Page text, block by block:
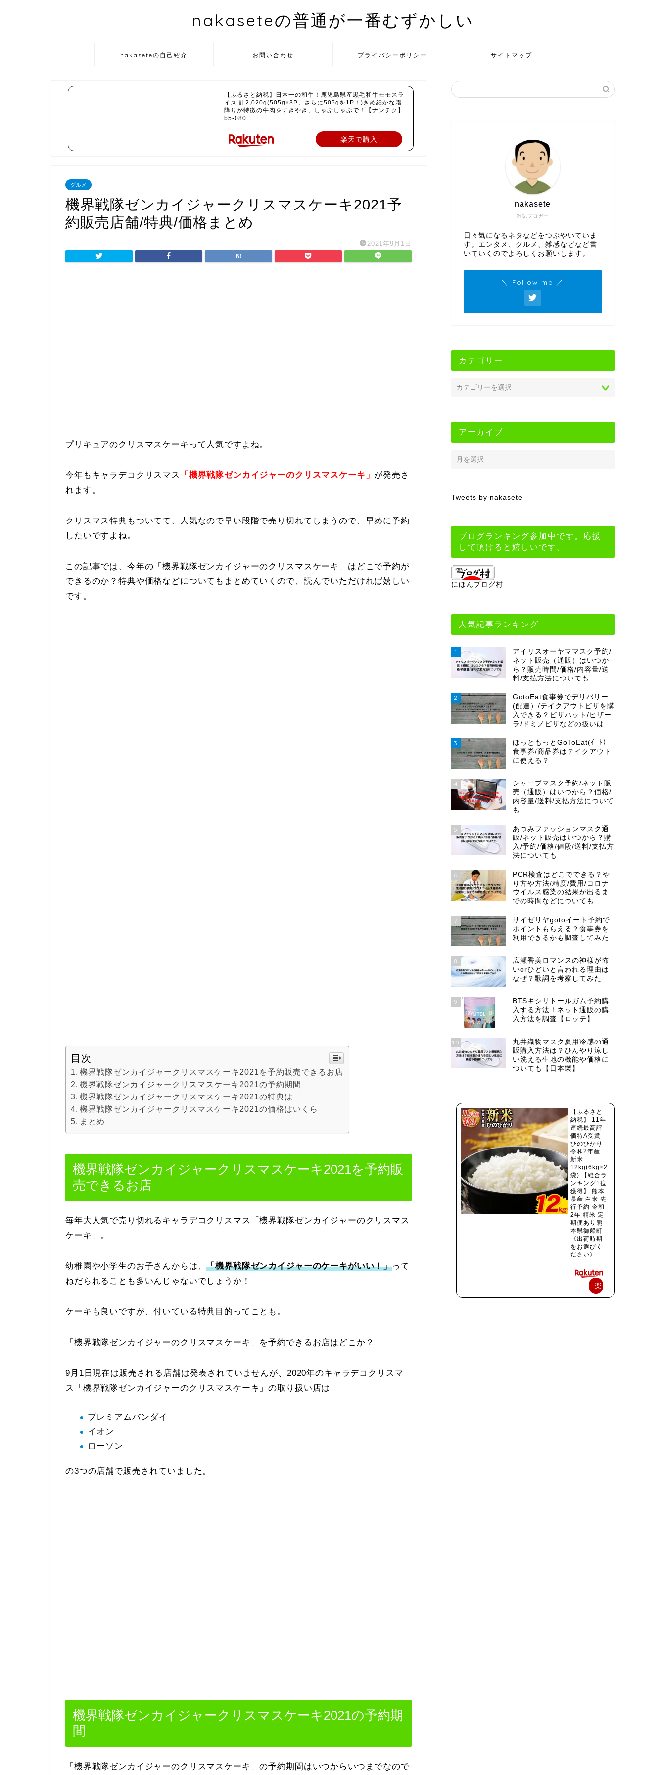
nakaseteの普通が一番むずかしい
nakaseteの自己紹介 お問い合わせ プライバシーポリシー サイトマップ
【ふるさと納税】日本一の和牛！鹿児島県産黒毛和牛モモスラ
イス 計2,020g(505g×3P、さらに505gを1P！)きめ細かな霜
降りが特徴の牛肉をすきやき、しゃぶしゃぶで！【ナンチク】
b5-080
楽天で購入
グルメ
機界戦隊ゼンカイジャークリスマスケーキ2021予
約販売店舗/特典/価格まとめ
2021年9月1日
プリキュアのクリスマスケーキって人気ですよね。
今年もキャラデコクリスマス 「機界戦隊ゼンカイジャーのクリスマスケーキ」 が発売さ
れます。
クリスマス特典もついてて、人気なので早い段階で売り切れてしまうので、早めに予約
したいですよね。
この記事では、今年の「機界戦隊ゼンカイジャーのクリスマスケーキ」はどこで予約が
できるのか？特典や価格などについてもまとめていくので、読んでいただければ嬉しい
です。
目次
機界戦隊ゼンカイジャークリスマスケーキ2021を予約販売できるお店
機界戦隊ゼンカイジャークリスマスケーキ2021の予約期間
機界戦隊ゼンカイジャークリスマスケーキ2021の特典は
機界戦隊ゼンカイジャークリスマスケーキ2021の価格はいくら
まとめ
機界戦隊ゼンカイジャークリスマスケーキ2021を予約販
売できるお店
毎年大人気で売り切れるキャラデコクリスマス「機界戦隊ゼンカイジャーのクリスマス
ケーキ」。
幼稚園や小学生のお子さんからは、「機界戦隊ゼンカイジャーのケーキがいい！」って
ねだられることも多いんじゃないでしょうか！
ケーキも良いですが、付いている特典目的ってことも。
「機界戦隊ゼンカイジャーのクリスマスケーキ」を予約できるお店はどこか？
9月1日現在は販売される店舗は発表されていませんが、2020年のキャラデコクリスマ
ス「機界戦隊ゼンカイジャーのクリスマスケーキ」の取り扱い店は
プレミアムバンダイ
イオン
ローソン
の3つの店舗で販売されていました。
機界戦隊ゼンカイジャークリスマスケーキ2021の予約期
間
「機界戦隊ゼンカイジャーのクリスマスケーキ」の予約期間はいつからいつまでなので
雑記ブロガー
nakasete
日々気になるネタなどをつぶやいていま
す。エンタメ、グルメ、雑感などなど書
いていくのでよろしくお願いします。
＼ Follow me ／
カテゴリー
アーカイブ
Tweets by nakasete
ブログランキング参加中です。応援
して頂けると嬉しいです。
にほんブログ村
人気記事ランキング
1
アイリスオーヤママスク予約/
ネット販売（通販）はいつか
ら？販売時間/価格/内容量/送
料/支払方法についても
2
GotoEat食事券でデリバリー
(配達）/テイクアウトピザを購
入できる？ピザハット/ピザー
ラ/ドミノピザなどの扱いは
3
ほっともっとGoToEat(ｲｰﾄ）
食事券/商品券はテイクアウト
に使える？
4
シャープマスク予約/ネット販
売（通販）はいつから？価格/
内容量/送料/支払方法について
も
5
あつみファッションマスク通
販/ネット販売はいつから？購
入/予約/価格/値段/送料/支払方
法についても
6
PCR検査はどこでできる？や
り方や方法/精度/費用/コロナ
ウイルス感染の結果が出るま
での時間などについても
7
サイゼリヤgotoイート予約で
ポイントもらえる？食事券を
利用できるかも調査してみた
8
広瀬香美ロマンスの神様が怖
いorひどいと言われる理由は
なぜ？歌詞を考察してみた
9
BTSキシリトールガム予約購
入する方法！ネット通販の購
入方法を調査【ロッテ】
10
丸井織物マスク夏用冷感の通
販購入方法は？ひんやり涼し
い洗える生地の機能や価格に
ついても【日本製】
【ふるさと
納税】 11年
連続最高評
価特A受賞
ひのひかり
令和2年産
新米
12kg(6kg×2
袋) 【総合ラ
ンキング1位
獲得】 熊本
県産 白米 先
行予約 令和
2年 精米 定
期便あり熊
本県御船町
《出荷時期
をお選びく
ださい》
楽